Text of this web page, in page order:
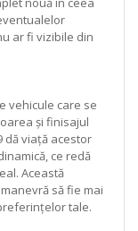
ar fi vizibile din
vehicule care se
și finisajul
dă viață acestor
ce redă
Această
să fie mai
tale.